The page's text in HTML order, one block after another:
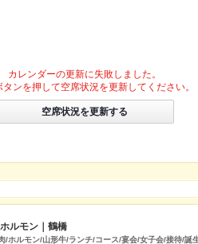
カレンダーの更新に失敗しました。
タンを押して空席状況を更新してください。
空席状況を更新する
ルモン｜鶴橋
/ホルモン/山形牛/ランチ/コース/宴会/女子会/接待/誕